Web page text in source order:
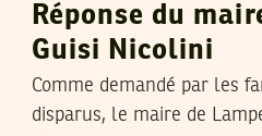
Réponse du
Guisi Nicolini
Comme demandé par les
disparus, le maire de